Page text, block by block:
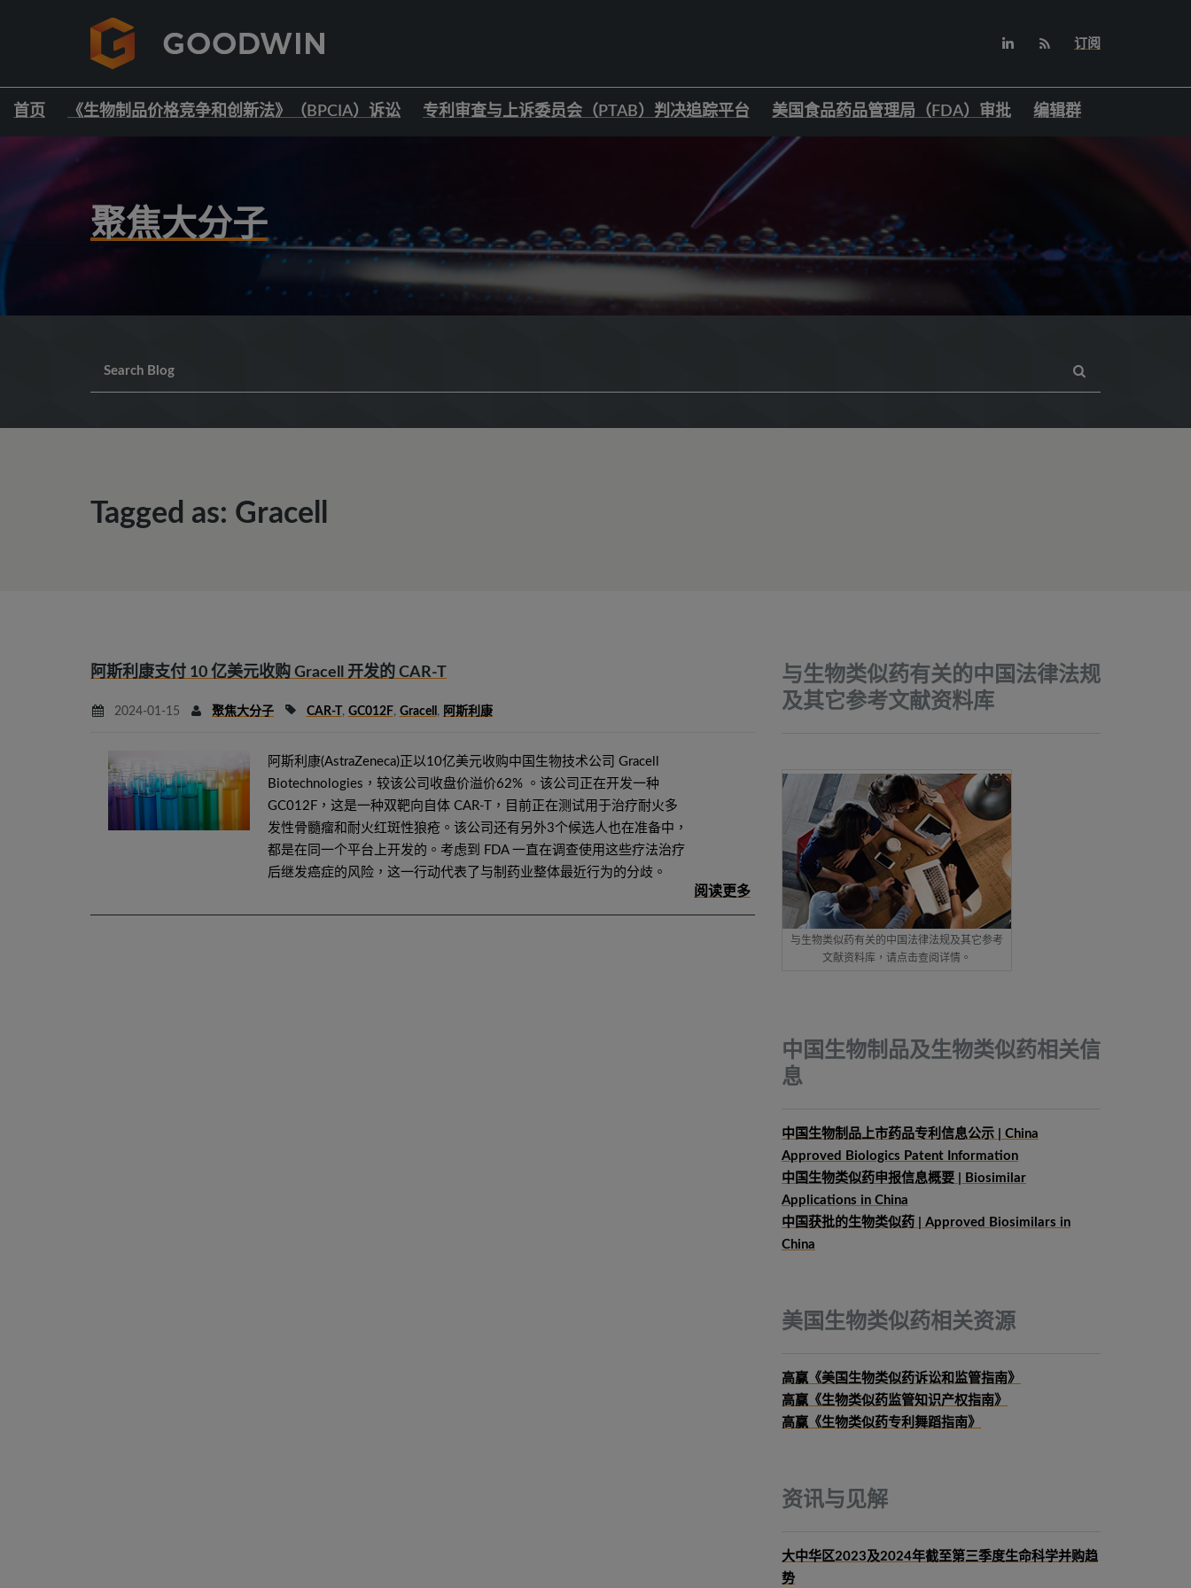
订阅
首页 《生物制品价格竞争和创新法》（BPCIA）诉讼 专利审查与上诉委员会（PTAB）判决追踪平台 美国食品药品管理局（FDA）审批 编辑群
聚焦大分子
Tagged as: Gracell
阿斯利康支付 10 亿美元收购 Gracell 开发的 CAR-T
2024-01-15 聚焦大分子 CAR-T , GC012F, Gracell , 阿斯利康
阿斯利康(AstraZeneca)正以10亿美元收购中国生物技术公司 Gracell
Biotechnologies，较该公司收盘价溢价62% 。该公司正在开发一种
GC012F，这是一种双靶向自体 CAR-T，目前正在测试用于治疗耐火多
发性骨髓瘤和耐火红斑性狼疮。该公司还有另外3个候选人也在准备中，
都是在同一个平台上开发的。考虑到 FDA 一直在调查使用这些疗法治疗
后继发癌症的风险，这一行动代表了与制药业整体最近行为的分歧。
与生物类似药有关的中国法律法规
及其它参考文献资料库
与生物类似药有关的中国法律法规及其它参考
文献资料库，请点击查阅详情。
中国生物制品及生物类似药相关信
息
中国生物制品上市药品专利信息公示 | China
Approved Biologics Patent Information
中国生物类似药申报信息概要 | Biosimilar
Applications in China
中国获批的生物类似药 | Approved Biosimilars in
China
美国生物类似药相关资源
高赢《美国生物类似药诉讼和监管指南》
高赢《生物类似药监管知识产权指南》
高赢《生物类似药专利舞蹈指南》
资讯与见解
大中华区2023及2024年截至第三季度生命科学并购趋
势